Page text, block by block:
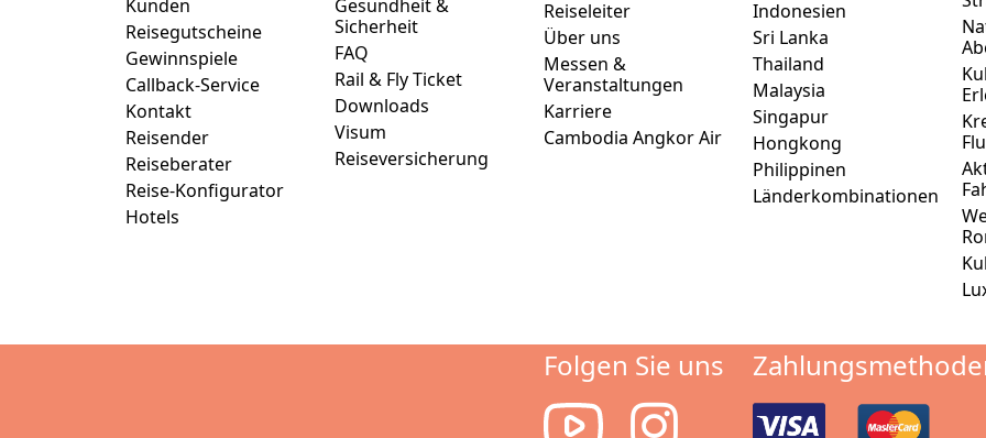
Kunden
Reisegutscheine
Gewinnspiele
Callback-Service
Kontakt
Reisender
Reiseberater
Reise-Konfigurator
Hotels
Gesundheit &
Sicherheit
FAQ
Rail & Fly Ticket
Downloads
Visum
Reiseversicherung
Reiseleiter
Über uns
Messen &
Veranstaltungen
Karriere
Cambodia Angkor Air
Indonesien
Sri Lanka
Thailand
Malaysia
Singapur
Hongkong
Philippinen
Länderkombinationen
Folgen Sie uns